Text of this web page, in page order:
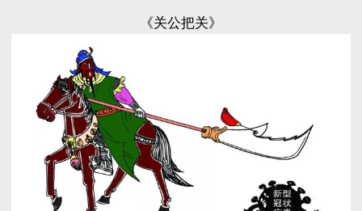
《关公把关》